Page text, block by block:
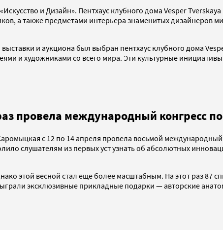
и Дизайн». Пентхаус клубного дома Vesper
а также предметами интерьера знаменитых дизайнеров
и аукциона был выбран пентхаус клубного дома
и художниками со всего мира. Эти культурные
провела международный конгресс
с 12 по 14 апреля провела восьмой
слушателям из первых уст узнать об абсолютных
этой весной стал еще более масштабным. На этот раз 87
эксклюзивные прикладные подарки — авторские